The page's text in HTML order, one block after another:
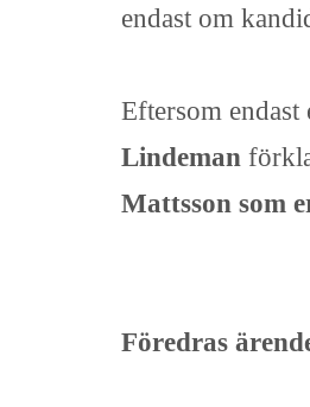
endast om
Eftersom
Lindeman
Mattsson som
Föredras